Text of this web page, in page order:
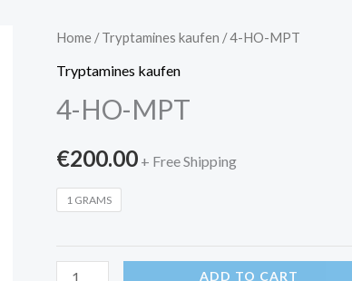
Home /Tryptamines kaufen / 4-HO-MPT
Tryptamines kaufen
4-HO-MPT
€200.00 + Free Shipping
1 GRAMS
4-
HO-
quantity
ADD TO CART